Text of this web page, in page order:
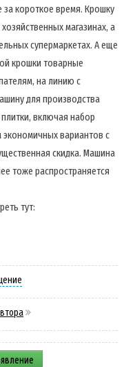
короткое время. Крошку
магазинах, а
супермаркетах. А еще
крошки товарные
на линию с
для производства
включая набор
вариантов с
скидка. Машина
тоже распространяется
тут: